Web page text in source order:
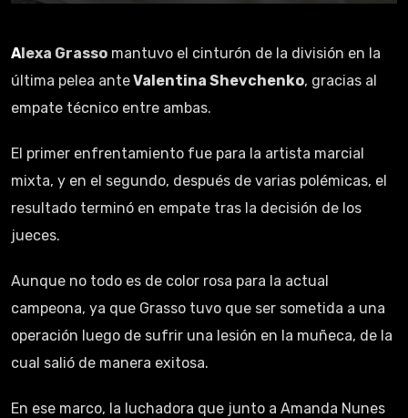
Alexa Grasso mantuvo el cinturón de la división en la
última pelea anteValentina Shevchenko, gracias al
empate técnico entre ambas.
El primer enfrentamiento fue para la artista marcial
mixta, y en el segundo, después de varias polémicas, el
resultado terminó en empate tras la decisión de los
jueces.
Aunque no todo es de color rosa para la actual
campeona, ya que Grasso tuvo que ser sometida a una
operación luego de sufrir una lesión en la muñeca, de la
cual salió de manera exitosa.
En ese marco, la luchadora que junto a Amanda Nunes